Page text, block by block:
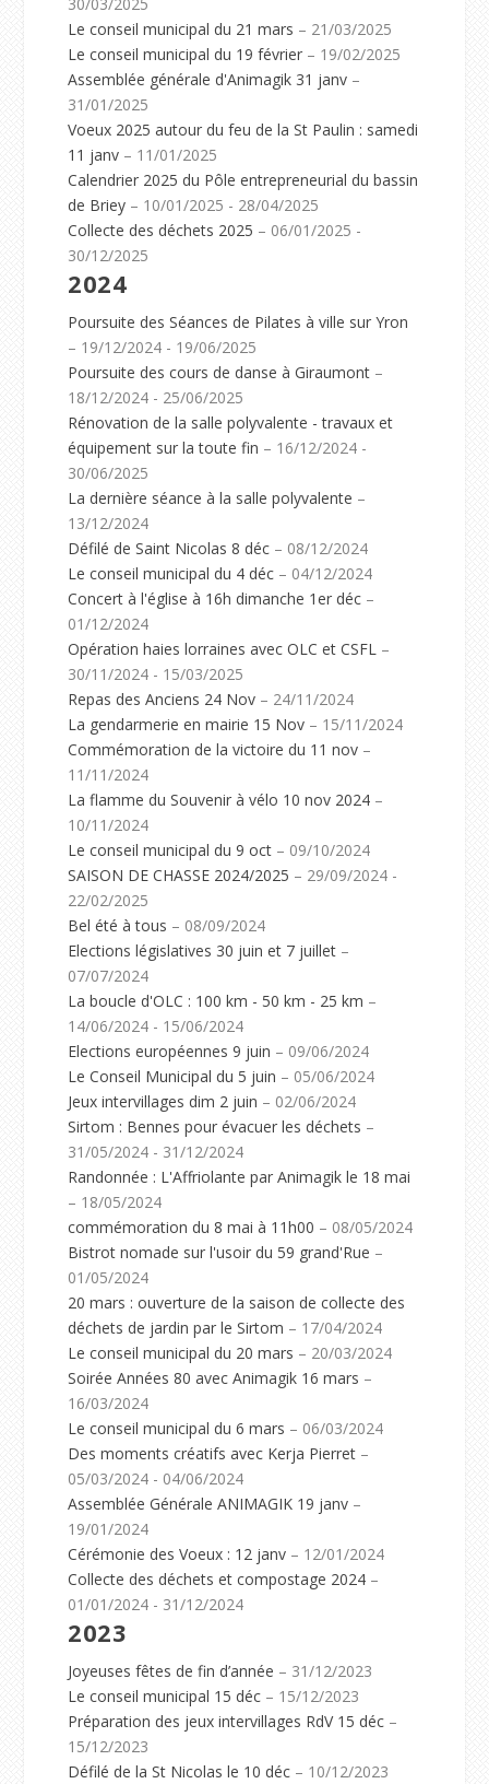
Le conseil municipal du 21 mars – 21/03/2025
Le conseil municipal du 19 février – 19/02/2025
Assemblée générale d'Animagik 31 janv –
31/01/2025
Voeux 2025 autour du feu de la St Paulin : samedi
11 janv – 11/01/2025
Calendrier 2025 du Pôle entrepreneurial du bassin
de Briey – 10/01/2025 - 28/04/2025
Collecte des déchets 2025 – 06/01/2025 -
30/12/2025
2024
Poursuite des Séances de Pilates à ville sur Yron
– 19/12/2024 - 19/06/2025
Poursuite des cours de danse à Giraumont –
18/12/2024 - 25/06/2025
Rénovation de la salle polyvalente - travaux et
équipement sur la toute fin – 16/12/2024 -
30/06/2025
La dernière séance à la salle polyvalente –
13/12/2024
Défilé de Saint Nicolas 8 déc – 08/12/2024
Le conseil municipal du 4 déc – 04/12/2024
Concert à l'église à 16h dimanche 1er déc –
01/12/2024
Opération haies lorraines avec OLC et CSFL –
30/11/2024 - 15/03/2025
Repas des Anciens 24 Nov – 24/11/2024
La gendarmerie en mairie 15 Nov – 15/11/2024
Commémoration de la victoire du 11 nov –
11/11/2024
La flamme du Souvenir à vélo 10 nov 2024 –
10/11/2024
Le conseil municipal du 9 oct – 09/10/2024
SAISON DE CHASSE 2024/2025 – 29/09/2024 -
22/02/2025
Bel été à tous – 08/09/2024
Elections législatives 30 juin et 7 juillet –
07/07/2024
La boucle d'OLC : 100 km - 50 km - 25 km –
14/06/2024 - 15/06/2024
Elections européennes 9 juin – 09/06/2024
Le Conseil Municipal du 5 juin – 05/06/2024
Jeux intervillages dim 2 juin – 02/06/2024
Sirtom : Bennes pour évacuer les déchets –
31/05/2024 - 31/12/2024
Randonnée : L'Affriolante par Animagik le 18 mai
– 18/05/2024
commémoration du 8 mai à 11h00 – 08/05/2024
Bistrot nomade sur l'usoir du 59 grand'Rue –
01/05/2024
20 mars : ouverture de la saison de collecte des
déchets de jardin par le Sirtom – 17/04/2024
Le conseil municipal du 20 mars – 20/03/2024
Soirée Années 80 avec Animagik 16 mars –
16/03/2024
Le conseil municipal du 6 mars – 06/03/2024
Des moments créatifs avec Kerja Pierret –
05/03/2024 - 04/06/2024
Assemblée Générale ANIMAGIK 19 janv –
19/01/2024
Cérémonie des Voeux : 12 janv – 12/01/2024
Collecte des déchets et compostage 2024 –
01/01/2024 - 31/12/2024
2023
Joyeuses fêtes de fin d’année – 31/12/2023
Le conseil municipal 15 déc – 15/12/2023
Préparation des jeux intervillages RdV 15 déc –
15/12/2023
Défilé de la St Nicolas le 10 déc – 10/12/2023